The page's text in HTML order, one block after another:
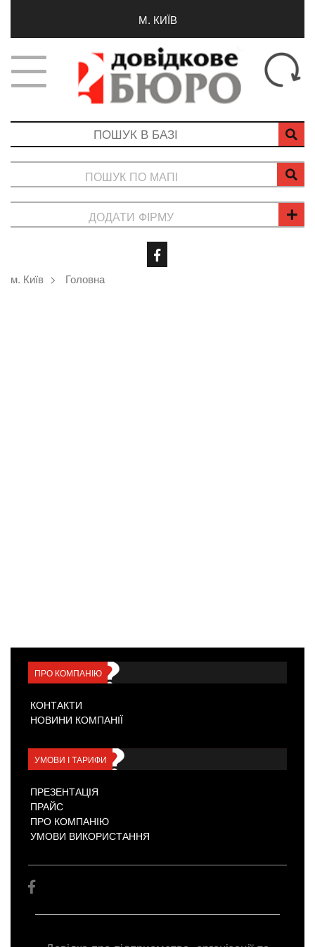
М. КИЇВ
ПОШУК ПО МАПІ
ДОДАТИ ФІРМУ
м. Київ Головна
ПРО КОМПАНІЮ
КОНТАКТИ
НОВИНИ КОМПАНІЇ
УМОВИ І ТАРИФИ
ПРЕЗЕНТАЦІЯ
ПРАЙС
ПРО КОМПАНІЮ
УМОВИ ВИКОРИСТАННЯ